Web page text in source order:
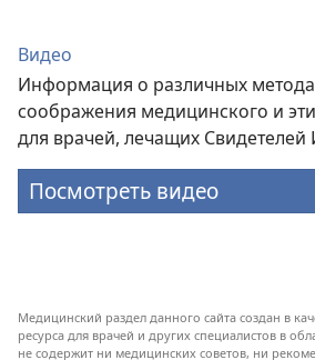
Видео
Информация о различных
соображения медицинского и
для врачей, лечащих Свидетелей
Посмотреть видео
Медицинский раздел данного сайта создан в
ресурса для врачей и других специалистов в
не содержит ни медицинских советов, ни